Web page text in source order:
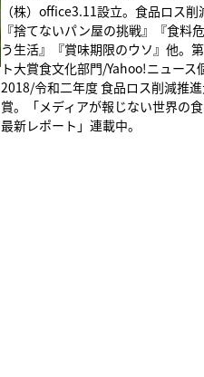
（株）office3.11設立。食品ロス
『捨てないパン屋の挑戦』『食料
う生活』『賞味期限のウソ』他。
ト大賞食文化部門/Yahoo!ニュース
2018/令和二年度 食品ロス削減推
賞。「メディアが報じない世界の
最新レポート」連載中。